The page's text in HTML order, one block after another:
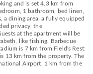
and is set 4.3 km from
1 bathroom, bed linen,
a dining area, a fully equipped
privacy, the
at the apartment will be
like fishing. Barbecue
is 7 km from Field's Rest:
13 km from the property. The
Airport, 1 km from the